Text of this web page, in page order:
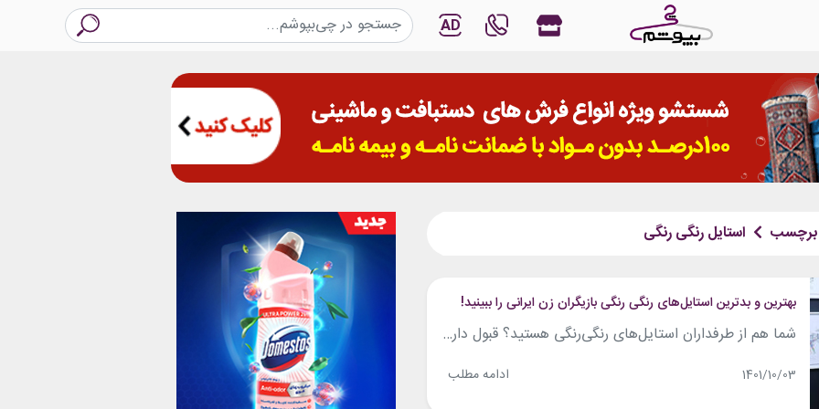
AD
برچسب استایل رنگی رنگی
بهترین و بدترین استایل‌های رنگی رنگی بازیگران زن ایرانی را ببینید!
شما هم از طرفداران استایل‌های رنگی‌رنگی هستید؟ قبول دارید که این استایل‌ها بسیار دوپهلو هستند؟ یعنی اگر انتخاب رنگ‌های پرشمار استایل مناسب نباشد، به‌جای اینکه خوش‌پوش و متفاوت جلوه کنید در گروه بدپوش‌هایی قرار می‌گیرید که استایلشان از نظر بصری هم آزاردهنده و نامنظم است. در این مقاله، نگاهی به استایل‌های رنگی‌رنگی هنرپیشه‌های معروف داشته‌ایم....
1401/10/03 ادامه مطلب